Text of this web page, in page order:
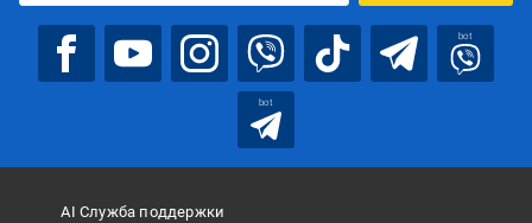
bot
bot
AI Служба поддержки